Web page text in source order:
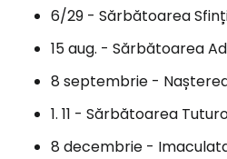
6/29 - Sărbătoarea
15 aug. - Sărbătoarea
8 septembrie -
1. 11 - Sărbătoarea
8 decembrie -